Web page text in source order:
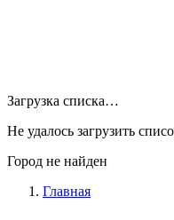
Загрузка списка…
Не удалось загрузить
Город не найден
Главная